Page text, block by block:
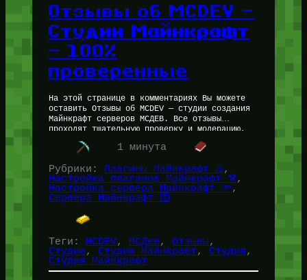
Отзывы об MCDEV —
Студии Майнкрафт
— 100%
проверенные
На этой странице в комментариях Вы можете
оставить Отзывы об MCDEV — студии создания
Майнкрафт серверов МСДЕВ. Все отзывы
проходят тщательную проверку и модерацию,
если у Администрации сайта могут быть…
1 минута
Рубрики:
Плагины Майнкрафт ♨️
Настройка плагинов Майнкрафт ⚒️
Настройка сервера Майнкрафт 🔦
Сервера Майнкрафт 🛜
Теги: MCDEV, МСДев, Отзывы
Студии, Студии Майнкрафт, Студия
Студия Майнкрафт